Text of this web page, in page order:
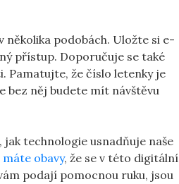
několika ⁤podobách. Uložte si e-
přístup. Doporučuje se také
Pamatujte, že číslo letenky je
bez něj budete mít návštěvu
technologie usnadňuje naše
máte obavy,​ že‌ se v této digitální
podají pomocnou ruku, jsou